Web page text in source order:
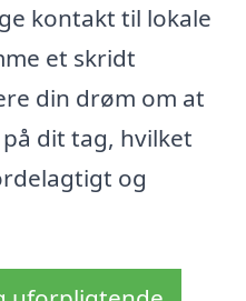
kontakt til lokale
et skridt
din drøm om at
dit tag, hvilket
og